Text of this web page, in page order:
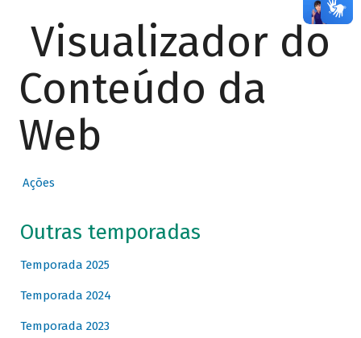
Visualizador do
Conteúdo da
Web
Ações
Outras temporadas
Temporada 2025
Temporada 2024
Temporada 2023